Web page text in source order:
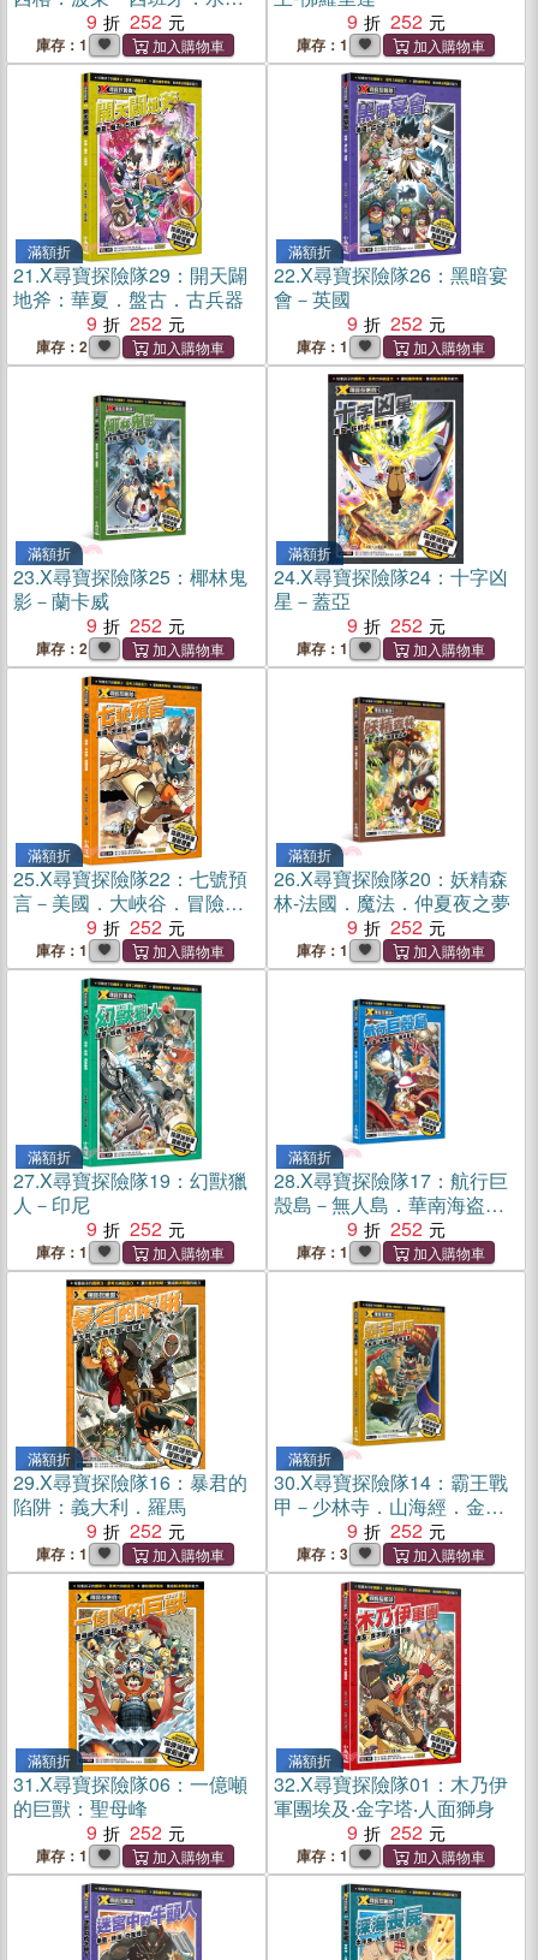
手．異世界
9 252
庫存：1
9
252
庫存：1
滿額折
21.X尋寶探險隊29：開天闢
地斧：華夏．盤古．古兵器
9
252
庫存：2
滿額折
22.X尋寶探險隊26：黑暗宴
會－英國
9
252
庫存：1
滿額折
23.X尋寶探險隊25：椰林鬼
影－蘭卡威
9
252
庫存：2
滿額折
24.X尋寶探險隊24：十字凶
星－蓋亞
9
252
庫存：1
滿額折
25.X尋寶探險隊22：七號預
言－美國．大峽谷．冒險貴
9 252
庫存：1
滿額折
26.X尋寶探險隊20：妖精森
林-法國．魔法．仲夏夜之夢
9
252
庫存：1
滿額折
27.X尋寶探險隊19：幻獸獵
人－印尼
9
252
庫存：1
滿額折
28.X尋寶探險隊17：航行巨
殼島－無人島．華南海盗．
海洋巨獸9 252
庫存：1
滿額折
29.X尋寶探險隊16：暴君的
陷阱：義大利．羅馬
9
252
庫存：1
滿額折
30.X尋寶探險隊14：霸王戰
甲－少林寺．山海經．金縷
9 252
庫存：3
滿額折
31.X尋寶探險隊06：一億噸
的巨獸：聖母峰
9
252
庫存：1
滿額折
32.X尋寶探險隊01：木乃伊
軍團埃及‧金字塔‧人面獅身
9
252
庫存：1